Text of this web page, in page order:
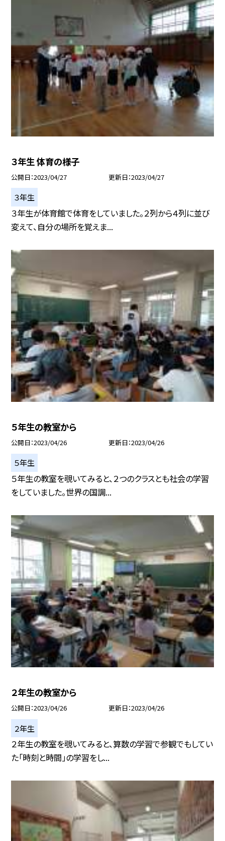
３年生 体育の様子
公開日 2023/04/27 更新日 2023/04/27
３年生
３年生が体育館で体育をしていました。２列から４列に並び
変えて、自分の場所を覚えま...
５年生の教室から
公開日 2023/04/26 更新日 2023/04/26
５年生
５年生の教室を覗いてみると、２つのクラスとも社会の学習
をしていました。世界の国調...
２年生の教室から
公開日 2023/04/26 更新日 2023/04/26
２年生
２年生の教室を覗いてみると、算数の学習で参観でもしてい
た「時刻と時間」の学習をし...